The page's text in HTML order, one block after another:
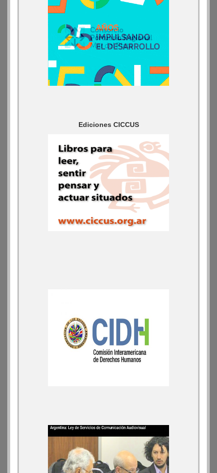
Ediciones CICCUS